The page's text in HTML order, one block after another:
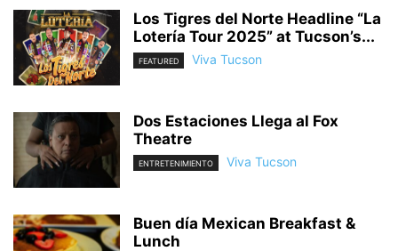
Los Tigres del Norte Headline “La
Lotería Tour 2025” at Tucson’s...
FEATURED Viva Tucson
Dos Estaciones Llega al Fox
Theatre
ENTRETENIMIENTO Viva Tucson
Buen día Mexican Breakfast &
Lunch